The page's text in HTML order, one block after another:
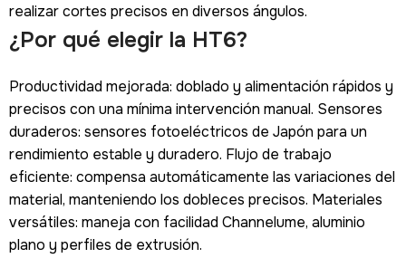
realizar cortes precisos en diversos ángulos.
¿Por qué elegir la HT6?
Productividad mejorada: doblado y alimentación rápidos y
precisos con una mínima intervención manual. Sensores
duraderos: sensores fotoeléctricos de Japón para un
rendimiento estable y duradero. Flujo de trabajo
eficiente: compensa automáticamente las variaciones del
material, manteniendo los dobleces precisos. Materiales
versátiles: maneja con facilidad Channelume, aluminio
plano y perfiles de extrusión.